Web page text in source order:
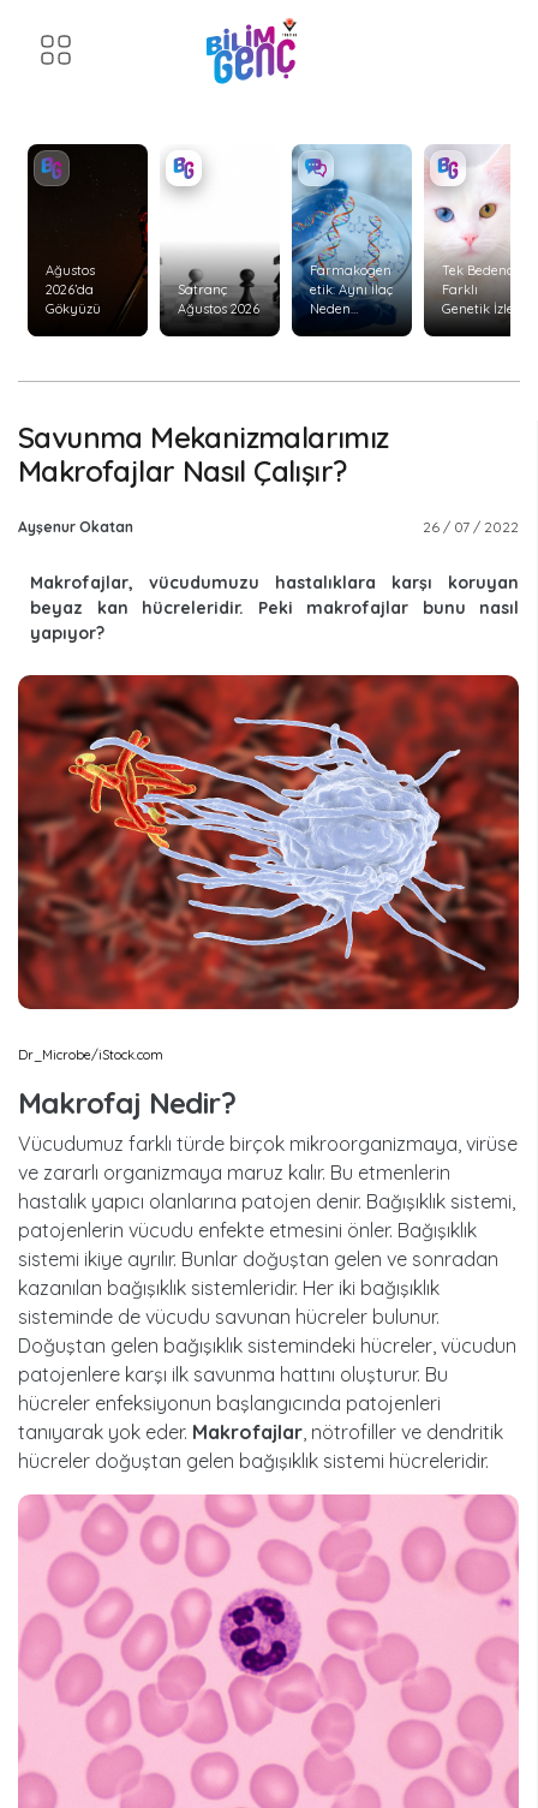
Ağustos
2026’da
Gökyüzü
Satranç
Ağustos 2026
Farmakogen
etik: Aynı İlaç
Neden
?
Tek Bedende
Farklı
Genetik İzler:
Kimerizm
Savunma Mekanizmalarımız
Makrofajlar Nasıl Çalışır?
Ayşenur Okatan 26 / 07 / 2022
Makrofajlar, vücudumuzu hastalıklara karşı koruyan
beyaz kan hücreleridir. Peki makrofajlar bunu nasıl
yapıyor?
Dr_Microbe/iStock.com
Makrofaj Nedir?
Vücudumuz farklı türde birçok mikroorganizmaya, virüse
ve zararlı organizmaya maruz kalır. Bu etmenlerin
hastalık yapıcı olanlarına patojen denir. Bağışıklık sistemi,
patojenlerin vücudu enfekte etmesini önler. Bağışıklık
sistemi ikiye ayrılır. Bunlar doğuştan gelen ve sonradan
kazanılan bağışıklık sistemleridir. Her iki bağışıklık
sisteminde de vücudu savunan hücreler bulunur.
Doğuştan gelen bağışıklık sistemindeki hücreler, vücudun
patojenlere karşı ilk savunma hattını oluşturur. Bu
hücreler enfeksiyonun başlangıcında patojenleri
tanıyarak yok eder. Makrofajlar, nötrofiller ve dendritik
hücreler doğuştan gelen bağışıklık sistemi hücreleridir.